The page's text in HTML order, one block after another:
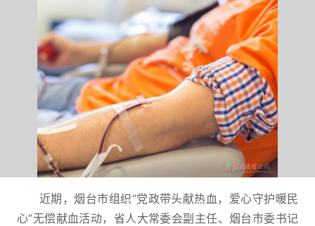
近期，烟台市组织“党政带头献热血，爱心守护暖民
心”无偿献血活动，省人大常委会副主任、烟台市委书记